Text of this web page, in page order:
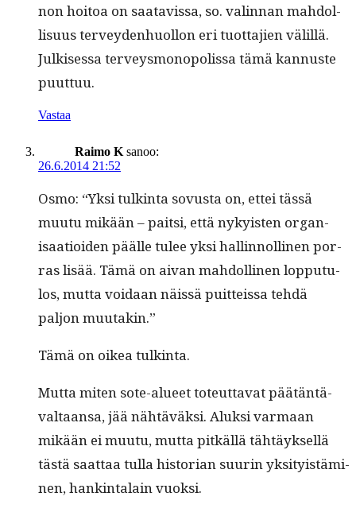
non hoitoa on saatavis­sa, so. valin­nan mah­dol­
lisu­us ter­vey­den­huol­lon eri tuot­ta­jien välil­lä.
Julkises­sa ter­veysmo­nop­o­lis­sa tämä kan­nuste
puuttuu.
Vastaa
Raimo K sanoo:
26.6.2014 21:52
Osmo: “Yksi tulk­in­ta sovus­ta on, ettei tässä
muu­tu mikään – pait­si, että nyky­is­ten organ­
isaa­tioiden päälle tulee yksi hallinnolli­nen por­
ras lisää. Tämä on aivan mah­dolli­nen lop­putu­
los, mut­ta voidaan näis­sä puit­teis­sa tehdä
paljon muutakin.”
Tämä on oikea tulkinta.
Mut­ta miten sote-alueet toteut­ta­vat päätän­tä­
val­taansa, jää nähtäväk­si. Aluk­si var­maan
mikään ei muu­tu, mut­ta pitkäl­lä tähtäyk­sel­lä
tästä saat­taa tul­la his­to­ri­an suurin yksi­ty­istämi­
nen, han­k­in­ta­lain vuoksi.